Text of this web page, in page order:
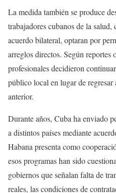
La medida también se produce
trabajadores cubanos de la salud,
acuerdo bilateral, optaran por
arreglos directos. Según reportes
profesionales decidieron
público local en lugar de
anterior.
Durante años, Cuba ha enviado
a distintos países mediante
Habana presenta como
esos programas han sido
gobiernos que señalan falta de
reales, las condiciones de